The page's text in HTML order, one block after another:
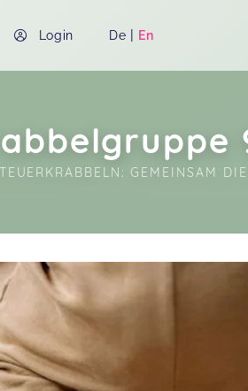
Login De | En
GEMEINSAM
about me here...
wir hatten jede
Das Spielangebot
super und auch
den anderen Eltern
Saskia,